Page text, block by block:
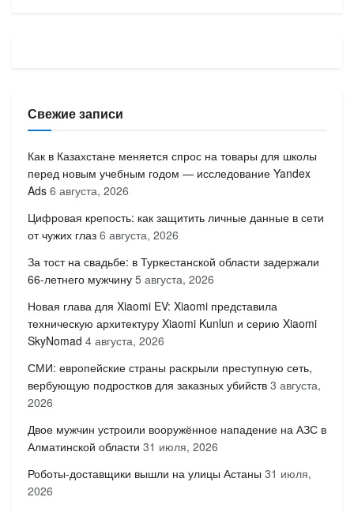
Свежие записи
Как в Казахстане меняется спрос на товары для школы
перед новым учебным годом — исследование Yandex
Ads 6 августа, 2026
Цифровая крепость: как защитить личные данные в сети
от чужих глаз 6 августа, 2026
За тост на свадьбе: в Туркестанской области задержали
66-летнего мужчину 5 августа, 2026
Новая глава для Xiaomi EV: Xiaomi представила
техническую архитектуру Xiaomi Kunlun и серию Xiaomi
SkyNomad 4 августа, 2026
СМИ: европейские страны раскрыли преступную сеть,
вербующую подростков для заказных убийств 3 августа,
2026
Двое мужчин устроили вооружённое нападение на АЗС в
Алматинской области 31 июля, 2026
Роботы-доставщики вышли на улицы Астаны 31 июля,
2026